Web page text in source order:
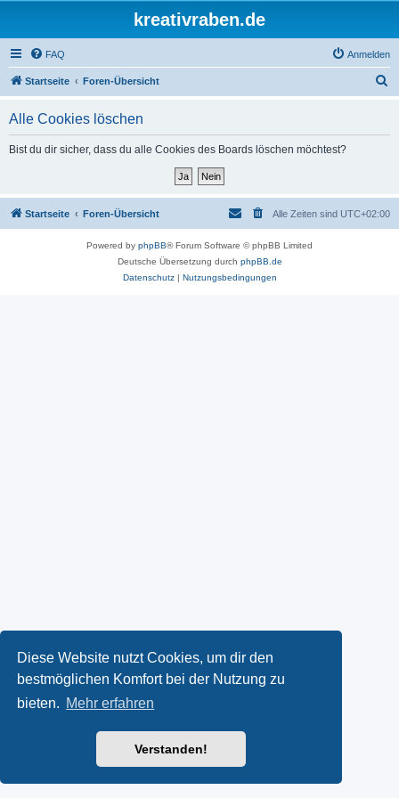
Diese Website nutzt Cookies, um dir den
bestmöglichen Komfort bei der Nutzung zu
bieten. Mehr erfahren
Verstanden!
kreativraben.de
FAQ Anmelden
Startseite Foren-Übersicht
Alle Cookies löschen
Bist du dir sicher, dass du alle Cookies des Boards löschen möchtest?
Startseite Foren-Übersicht Alle Zeiten sind UTC+02:00
Powered by phpBB® Forum Software © phpBB Limited
Deutsche Übersetzung durch phpBB.de
Datenschutz| Nutzungsbedingungen